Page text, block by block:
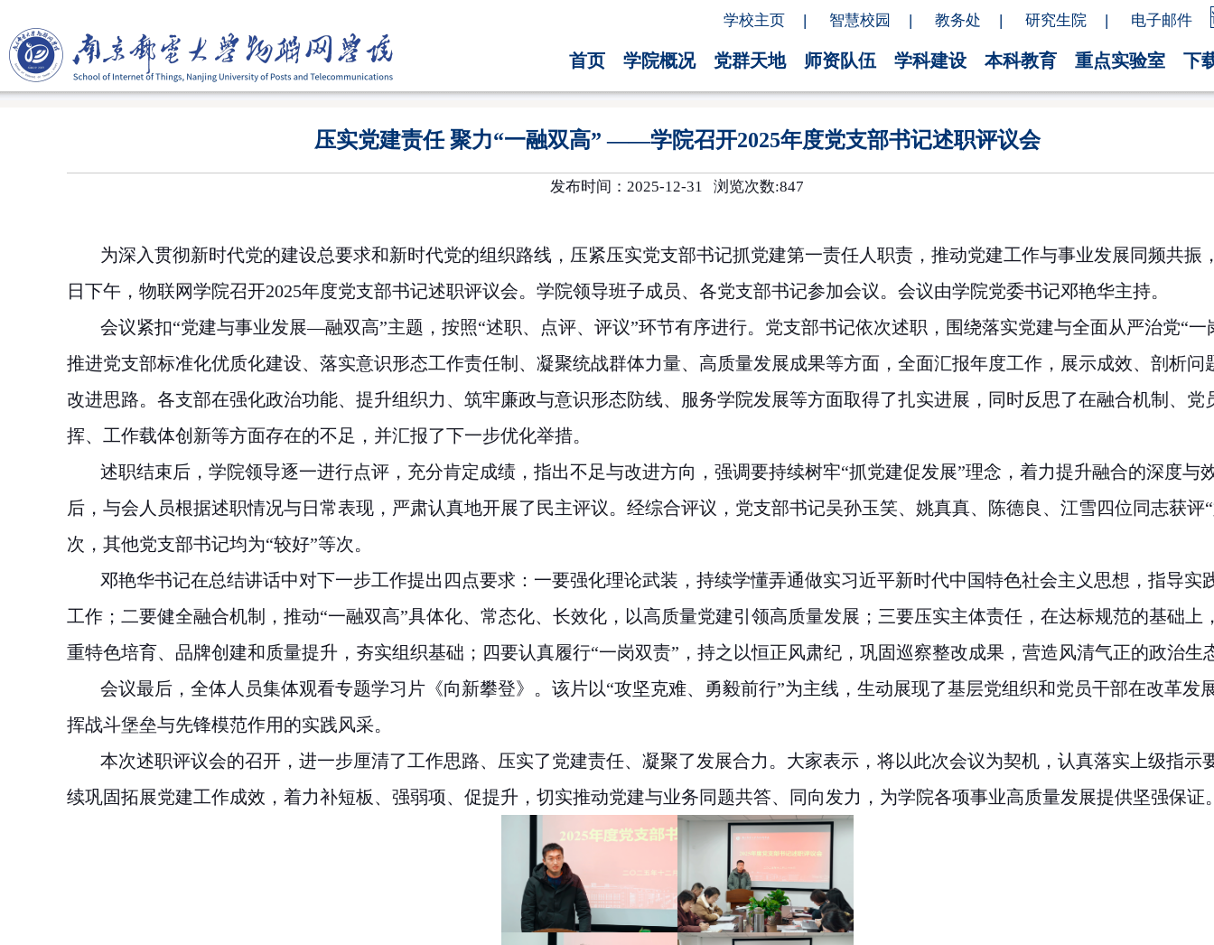
学校主页 | 智慧校园 | 教务处 | 研究生院 | 电子邮件
首页 学院概况 党群天地 师资队伍 学科建设 本科教育 重点实验室 下
压实党建责任 聚力“一融双高” ——学院召开2025年度党支部书记述职评议会
发布时间：2025-12-31 浏览次数:847
为深入贯彻新时代党的建设总要求和新时代党的组织路线，压紧压实党支部书记抓党建第一责任人职责，推动党建工作与事业发展同频共振
日下午，物联网学院召开2025年度党支部书记述职评议会。学院领导班子成员、各党支部书记参加会议。会议由学院党委书记邓艳华主持。
会议紧扣“党建与事业发展—融双高”主题，按照“述职、点评、评议”环节有序进行。党支部书记依次述职，围绕落实党建与全面从严治党“一
推进党支部标准化优质化建设、落实意识形态工作责任制、凝聚统战群体力量、高质量发展成果等方面，全面汇报年度工作，展示成效、剖析问
改进思路。各支部在强化政治功能、提升组织力、筑牢廉政与意识形态防线、服务学院发展等方面取得了扎实进展，同时反思了在融合机制、党
挥、工作载体创新等方面存在的不足，并汇报了下一步优化举措。
述职结束后，学院领导逐一进行点评，充分肯定成绩，指出不足与改进方向，强调要持续树牢“抓党建促发展”理念，着力提升融合的深度与
后，与会人员根据述职情况与日常表现，严肃认真地开展了民主评议。经综合评议，党支部书记吴孙玉笑、姚真真、陈德良、江雪四位同志获评
次，其他党支部书记均为“较好”等次。
邓艳华书记在总结讲话中对下一步工作提出四点要求：一要强化理论武装，持续学懂弄通做实习近平新时代中国特色社会主义思想，指导实
工作；二要健全融合机制，推动“一融双高”具体化、常态化、长效化，以高质量党建引领高质量发展；三要压实主体责任，在达标规范的基础上
重特色培育、品牌创建和质量提升，夯实组织基础；四要认真履行“一岗双责”，持之以恒正风肃纪，巩固巡察整改成果，营造风清气正的政治生
会议最后，全体人员集体观看专题学习片《向新攀登》。该片以“攻坚克难、勇毅前行”为主线，生动展现了基层党组织和党员干部在改革发
挥战斗堡垒与先锋模范作用的实践风采。
本次述职评议会的召开，进一步厘清了工作思路、压实了党建责任、凝聚了发展合力。大家表示，将以此次会议为契机，认真落实上级指示
续巩固拓展党建工作成效，着力补短板、强弱项、促提升，切实推动党建与业务同题共答、同向发力，为学院各项事业高质量发展提供坚强保证